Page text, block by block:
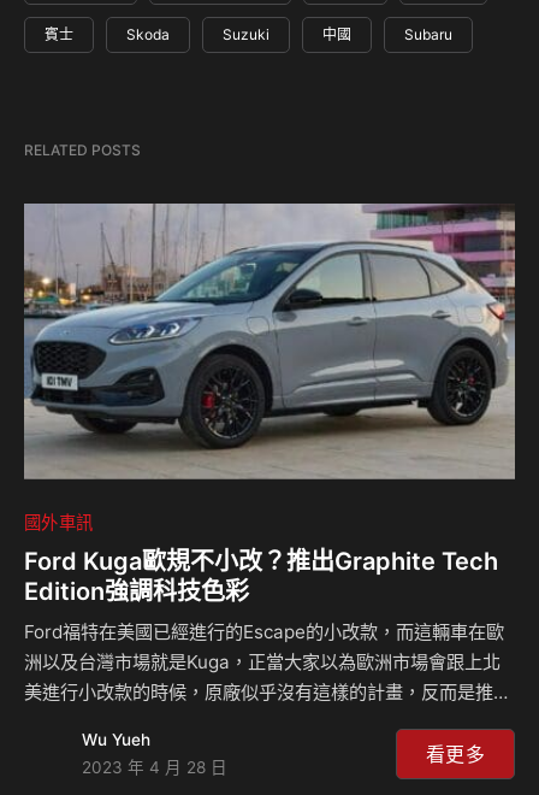
賓士 Skoda Suzuki 中國 Subaru
RELATED POSTS
國外車訊
Ford Kuga歐規不小改？推出Graphite Tech
Edition強調科技色彩
Ford福特在美國已經進行的Escape的小改款，而這輛車在歐
洲以及台灣市場就是Kuga，正當大家以為歐洲市場會跟上北
美進行小改款的時候，原廠似乎沒有這樣的計畫，反而是推出
且將所有的ADAS科技全數上車，這套特別版本車型將適用於
所有動力的車款。 美規的Escape在2022年10月的時候首次亮
Wu Yueh
2023 年 4 月 28 日
看更多